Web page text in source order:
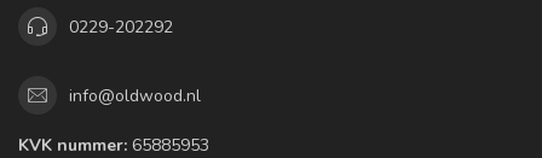
0229-202292
info@oldwood.nl
KVK nummer: 65885953